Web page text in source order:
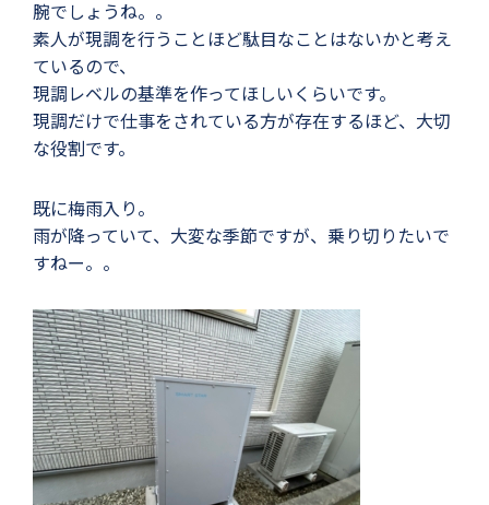
腕でしょうね。。
素人が現調を行うことほど駄目なことはないかと考え
ているので、
現調レベルの基準を作ってほしいくらいです。
現調だけで仕事をされている方が存在するほど、大切
な役割です。
既に梅雨入り。
雨が降っていて、大変な季節ですが、乗り切りたいで
すねー。。